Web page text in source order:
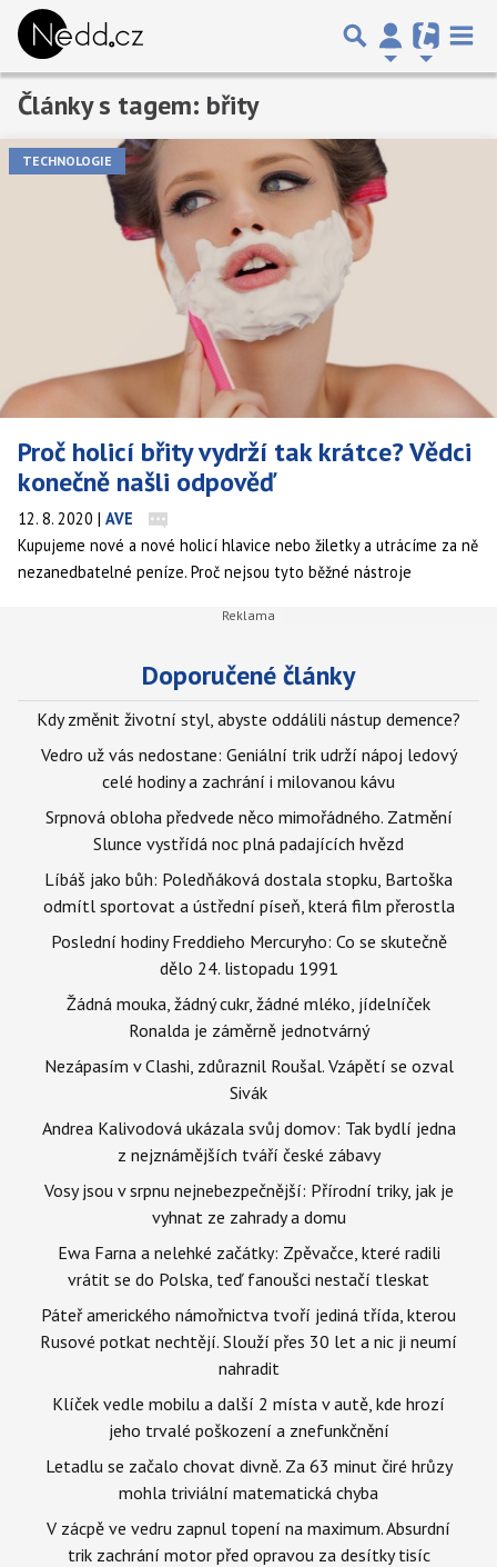
Články s tagem: břity
TECHNOLOGIE
Proč holicí břity vydrží tak krátce? Vědci
konečně našli odpověď
12. 8. 2020 | AVE
Kupujeme nové a nové holicí hlavice nebo žiletky a utrácíme za ně
nezanedbatelné peníze. Proč nejsou tyto běžné nástroje
Doporučené články
Kdy změnit životní styl, abyste oddálili nástup demence?
Vedro už vás nedostane: Geniální trik udrží nápoj ledový
celé hodiny a zachrání i milovanou kávu
Srpnová obloha předvede něco mimořádného. Zatmění
Slunce vystřídá noc plná padajících hvězd
Líbáš jako bůh: Poledňáková dostala stopku, Bartoška
odmítl sportovat a ústřední píseň, která film přerostla
Poslední hodiny Freddieho Mercuryho: Co se skutečně
dělo 24. listopadu 1991
Žádná mouka, žádný cukr, žádné mléko, jídelníček
Ronalda je záměrně jednotvárný
Nezápasím v Clashi, zdůraznil Roušal. Vzápětí se ozval
Sivák
Andrea Kalivodová ukázala svůj domov: Tak bydlí jedna
z nejznámějších tváří české zábavy
Vosy jsou v srpnu nejnebezpečnější: Přírodní triky, jak je
vyhnat ze zahrady a domu
Ewa Farna a nelehké začátky: Zpěvačce, které radili
vrátit se do Polska, teď fanoušci nestačí tleskat
Páteř amerického námořnictva tvoří jediná třída, kterou
Rusové potkat nechtějí. Slouží přes 30 let a nic ji neumí
nahradit
Klíček vedle mobilu a další 2 místa v autě, kde hrozí
jeho trvalé poškození a znefunkčnění
Letadlu se začalo chovat divně. Za 63 minut čiré hrůzy
mohla triviální matematická chyba
V zácpě ve vedru zapnul topení na maximum. Absurdní
trik zachrání motor před opravou za desítky tisíc